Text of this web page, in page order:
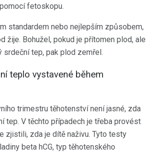
fetoskopu.
standardem nebo nejlepším způsobem,
žije. Bohužel, pokud je přítomen plod, ale
srdeční tep, pak plod zemřel.
teplo vystavené během
trimestru těhotenství není jasné, zda
tep. V těchto případech je třeba provést
zjistili, zda je dítě naživu. Tyto testy
beta hCG, typ těhotenského